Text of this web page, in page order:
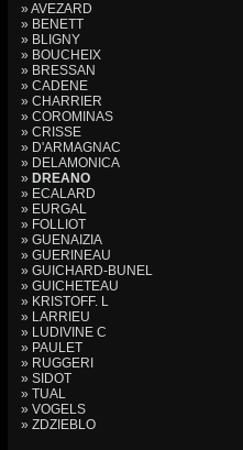
» AVEZARD
» BENETT
» BLIGNY
» BOUCHEIX
» BRESSAN
» CADENE
» CHARRIER
» COROMINAS
» CRISSE
» D'ARMAGNAC
» DELAMONICA
» DREANO
» ECALARD
» EURGAL
» FOLLIOT
» GUENAIZIA
» GUERINEAU
» GUICHARD-BUNEL
» GUICHETEAU
» KRISTOFF. L
» LARRIEU
» LUDIVINE C
» PAULET
» RUGGERI
» SIDOT
» TUAL
» VOGELS
» ZDZIEBLO